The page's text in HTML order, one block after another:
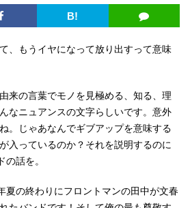
B!
、もうイヤになって放り出すって意味
来の言葉でモノを見極める、知る、理
なニュアンスの文字らしいです。意外
。じゃあなんでギブアップを意味する
入っているのか？それを説明するのに
話を。
の終わりにフロントマンの田中が文春